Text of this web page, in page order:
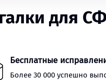
для
Бесплатные
Более 30 000 успешно